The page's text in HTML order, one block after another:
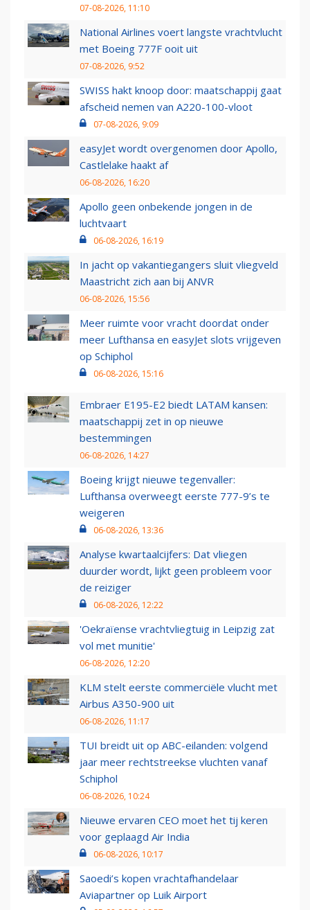
07-08-2026, 11:10
National Airlines voert langste vrachtvlucht
met Boeing 777F ooit uit
07-08-2026, 9:52
SWISS hakt knoop door: maatschappij gaat
afscheid nemen van A220-100-vloot
07-08-2026, 9:09
easyJet wordt overgenomen door Apollo,
Castlelake haakt af
06-08-2026, 16:20
Apollo geen onbekende jongen in de
luchtvaart
06-08-2026, 16:19
In jacht op vakantiegangers sluit vliegveld
Maastricht zich aan bij ANVR
06-08-2026, 15:56
Meer ruimte voor vracht doordat onder
meer Lufthansa en easyJet slots vrijgeven
op Schiphol
06-08-2026, 15:16
Embraer E195-E2 biedt LATAM kansen:
maatschappij zet in op nieuwe
bestemmingen
06-08-2026, 14:27
Boeing krijgt nieuwe tegenvaller:
Lufthansa overweegt eerste 777-9’s te
weigeren
06-08-2026, 13:36
Analyse kwartaalcijfers: Dat vliegen
duurder wordt, lijkt geen probleem voor
de reiziger
06-08-2026, 12:22
'Oekraïense vrachtvliegtuig in Leipzig zat
vol met munitie'
06-08-2026, 12:20
KLM stelt eerste commerciële vlucht met
Airbus A350-900 uit
06-08-2026, 11:17
TUI breidt uit op ABC-eilanden: volgend
jaar meer rechtstreekse vluchten vanaf
Schiphol
06-08-2026, 10:24
Nieuwe ervaren CEO moet het tij keren
voor geplaagd Air India
06-08-2026, 10:17
Saoedi’s kopen vrachtafhandelaar
Aviapartner op Luik Airport